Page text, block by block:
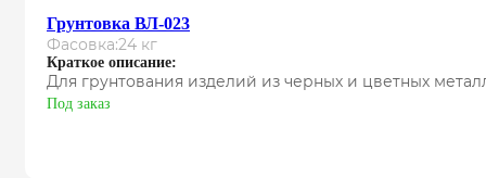
Грунтовка ВЛ-023
Фасовка:24 кг
Краткое описание:
Для грунтования изделий из черных и цветных
Под заказ